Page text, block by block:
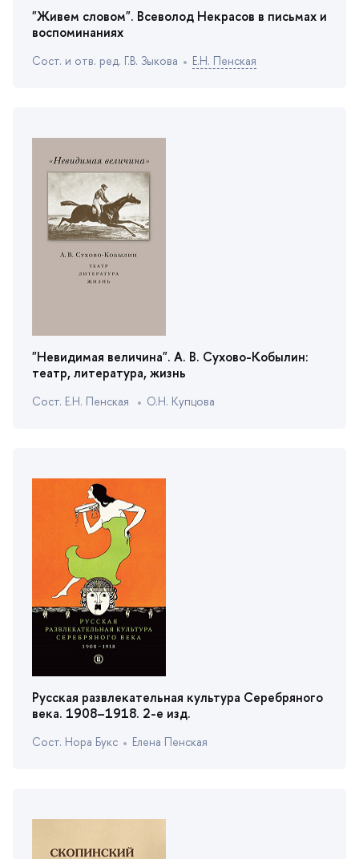
"Живем словом". Всеволод Некрасов в письмах и
оспоминаниях
Сост. и отв. ред. Г.В. Зыкова Е.Н. Пенская
"Невидимая величина". А. В. Сухово-Кобылин:
театр, литература, жизнь
Сост. Е.Н. Пенская О.Н. Купцова
Русская развлекательная культура Серебряного
ека. 1908–1918. 2-е изд.
Сост. Нора Букс Елена Пенская